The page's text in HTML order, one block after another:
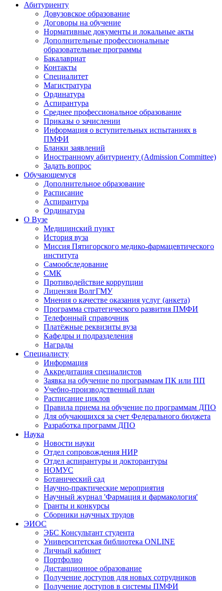
Абитуриенту
Довузовское образование
Договоры на обучение
Нормативные документы и локальные акты
Дополнительные профессиональные
образовательные программы
Бакалавриат
Контакты
Специалитет
Магистратура
Ординатура
Аспирантура
Среднее профессиональное образование
Приказы о зачислении
Информация о вступительных испытаниях в
ПМФИ
Бланки заявлений
Иностранному абитуриенту (Admission Committee)
Задать вопрос
Обучающемуся
Дополнительное образование
Расписание
Аспирантура
Ординатура
О Вузе
Медицинский пункт
История вуза
Миссия Пятигорского медико-фармацевтического
института
Самообследование
СМК
Противодействие коррупции
Лицензия ВолгГМУ
Мнения о качестве оказания услуг (анкета)
Программа стратегического развития ПМФИ
Телефонный справочник
Платёжные реквизиты вуза
Кафедры и подразделения
Награды
Специалисту
Информация
Аккредитация специалистов
Заявка на обучение по программам ПК или ПП
Учебно-производственный план
Расписание циклов
Правила приема на обучение по программам ДПО
Для обучающихся за счет Федерального бюджета
Разработка программ ДПО
Наука
Новости науки
Отдел сопровождения НИР
Отдел аспирантуры и докторантуры
НОМУС
Ботанический сад
Научно-практические мероприятия
Научный журнал 'Фармация и фармакология'
Гранты и конкурсы
Сборники научных трудов
ЭИОС
ЭБС Консультант студента
Университетская библиотека ONLINE
Личный кабинет
Портфолио
Дистанционное образование
Получение доступов для новых сотрудников
Получение доступов в системы ПМФИ